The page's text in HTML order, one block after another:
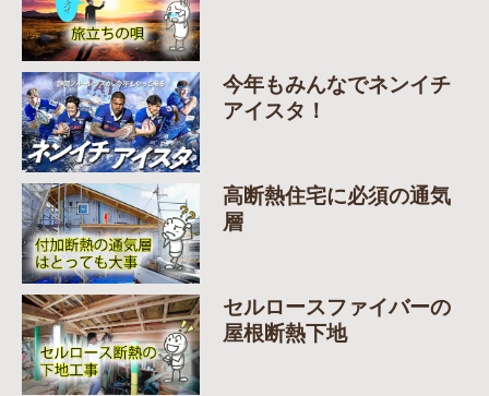
今年もみんなでネンイチ
アイスタ！
高断熱住宅に必須の通気
層
セルロースファイバーの
屋根断熱下地